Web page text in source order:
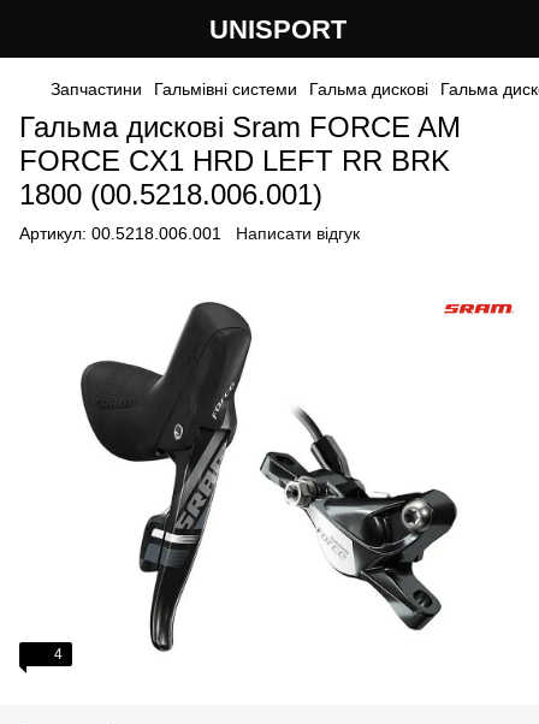
UNISPORT
Запчастини Гальмівні системи Гальма дискові Гальма
Гальма дискові Sram FORCE AM
FORCE CX1 HRD LEFT RR BRK
1800 (00.5218.006.001)
Артикул: 00.5218.006.001 Написати відгук
4